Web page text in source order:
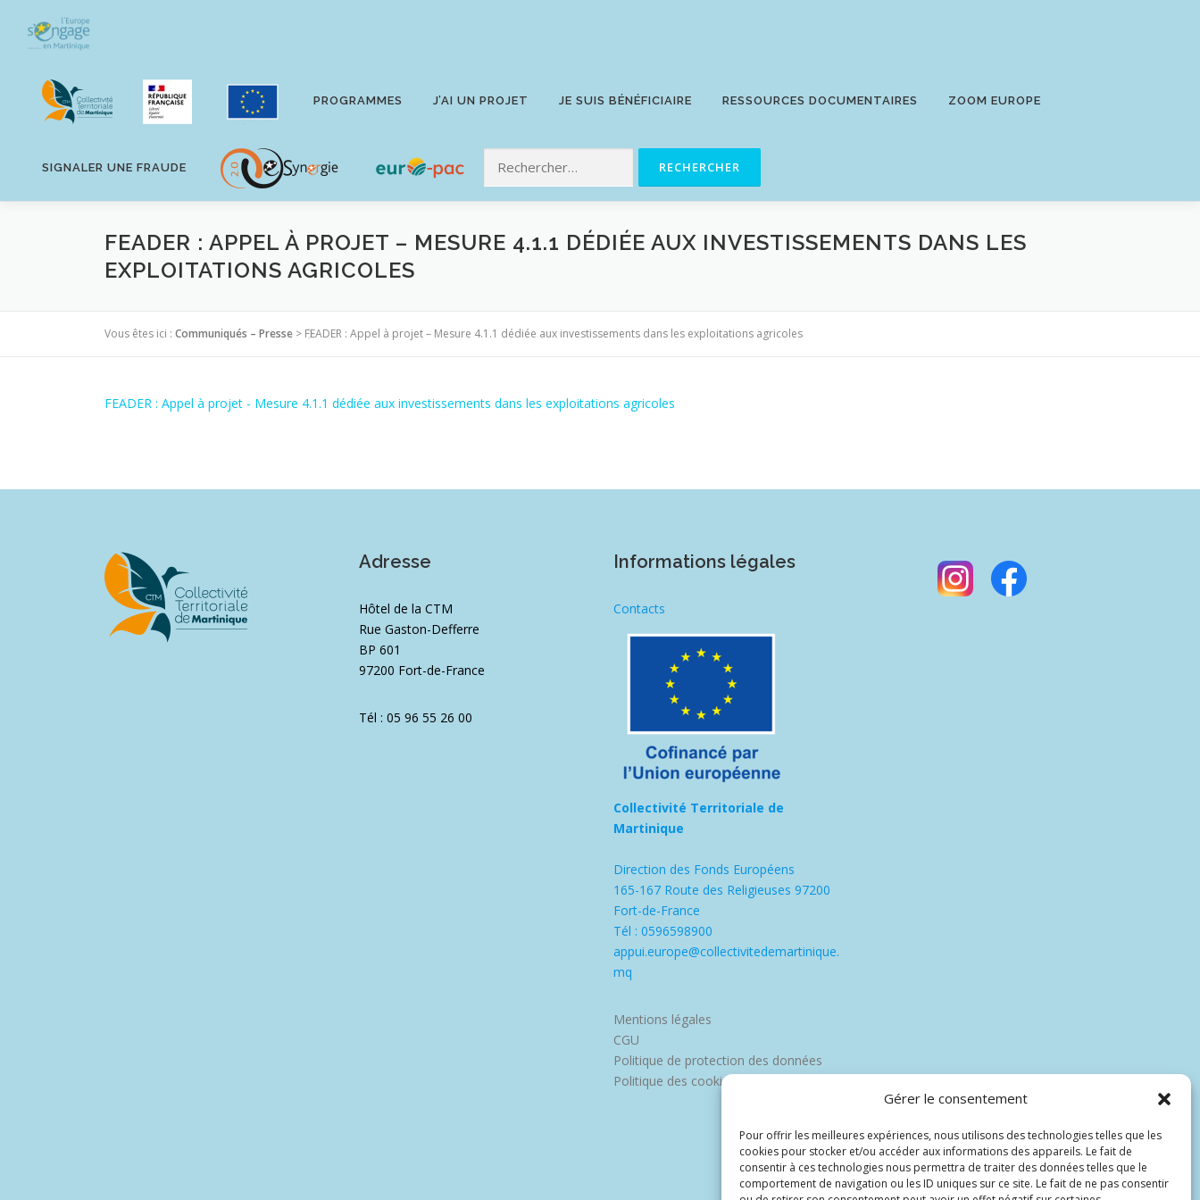
Gérer le consentement
Pour offrir les meilleures expériences, nous utilisons des technologies telles que les
cookies pour stocker et/ou accéder aux informations des appareils. Le fait de
consentir à ces technologies nous permettra de traiter des données telles que le
comportement de navigation ou les ID uniques sur ce site. Le fait de ne pas consentir
contenu
PROGRAMMES J’AI UN PROJET JE SUIS BÉNÉFICIAIRE RESSOURCES DOCUMENTAIRES ZOOM EUROPE
SIGNALER UNE FRAUDE
FEADER : APPEL À PROJET – MESURE 4.1.1 DÉDIÉE AUX INVESTISSEMENTS DANS LES
EXPLOITATIONS AGRICOLES
Vous êtes ici : Communiqués – Presse > FEADER : Appel à projet – Mesure 4.1.1 dédiée aux investissements dans les exploitations agricoles
FEADER : Appel à projet - Mesure 4.1.1 dédiée aux investissements dans les exploitations agricoles
Adresse
Hôtel de la CTM
Rue Gaston-Defferre
BP 601
97200 Fort-de-France
Tél : 05 96 55 26 00
Informations légales
Contacts
Collectivité Territoriale de
Martinique
Direction des Fonds Européens
165-167 Route des Religieuses 97200
Fort-de-France
Tél : 0596598900
appui.europe@collectivitedemartinique.
mq
Mentions légales
CGU
Politique de protection des données
Politique des cookies